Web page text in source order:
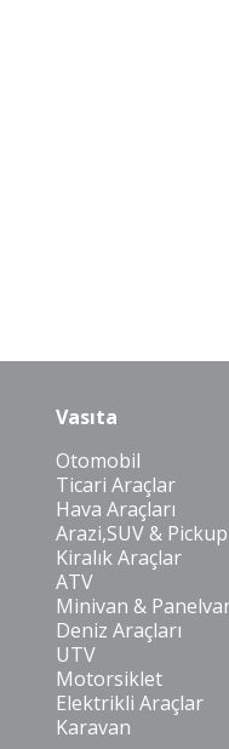
Vasıta
Otomobil
Ticari Araçlar
Hava Araçları
Arazi,SUV & Pickup
Kiralık Araçlar
ATV
Minivan &
Deniz Araçları
UTV
Motorsiklet
Elektrikli Araçlar
Karavan